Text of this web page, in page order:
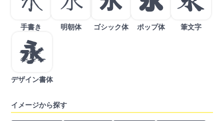
手書き 明朝体 ゴシック体 ポップ体 筆文字
デザイン書体
イメージから探す